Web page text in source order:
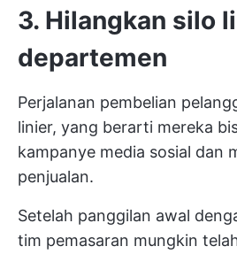
3. Hilangkan silo
departemen
Perjalanan pembelian
linier, yang berarti mereka
kampanye media sosial dan
penjualan.
Setelah panggilan awal
tim pemasaran mungkin